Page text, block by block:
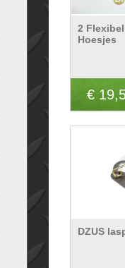
2
Hoesjes
€
DZUS